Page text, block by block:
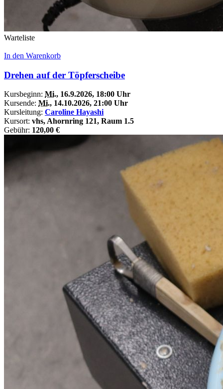
Warteliste
In den Warenkorb
Drehen auf der Töpferscheibe
Kursbeginn: Mi., 16.9.2026, 18:00 Uhr
Kursende: Mi., 14.10.2026, 21:00 Uhr
Kursleitung: Caroline Hayashi
Kursort: vhs, Ahornring 121, Raum 1.5
Gebühr: 120,00 €